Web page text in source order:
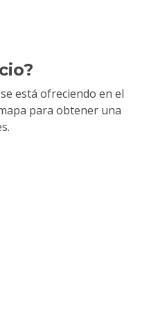
está ofreciendo en el
para obtener una